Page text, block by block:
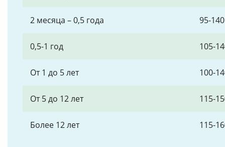
2 месяца – 0,5 года 95-140
0,5-1 год 105-
От 1 до 5 лет 100-
От 5 до 12 лет 115-
Более 12 лет 115-